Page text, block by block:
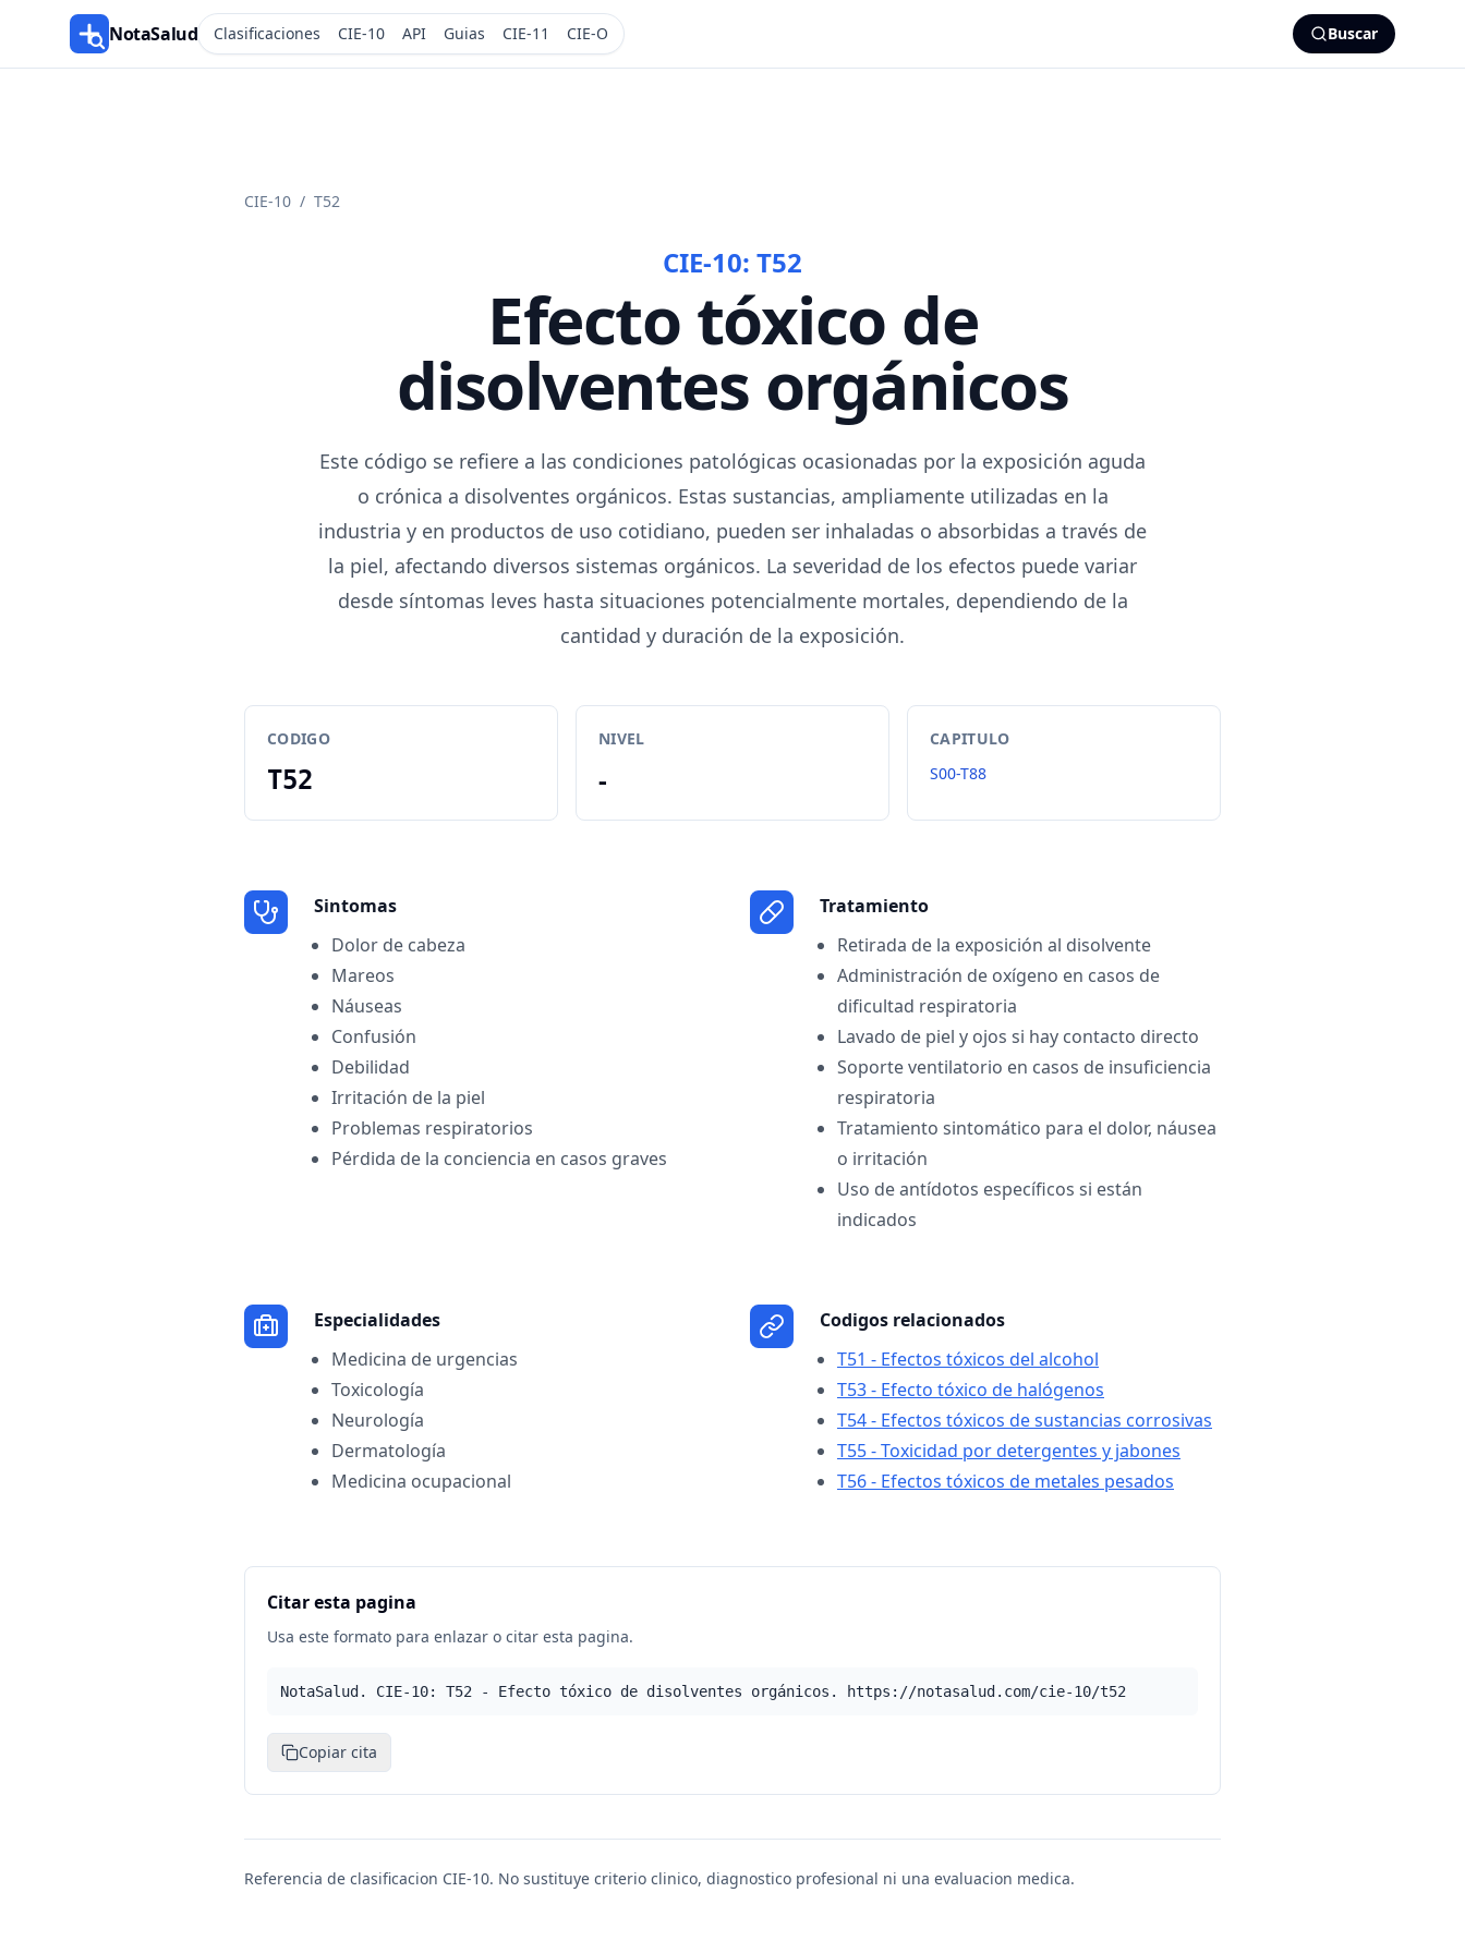
NotaSalud Clasificaciones CIE-10 API Guias CIE-11 CIE-O Buscar
CIE-10 / T52
CIE-10: T52
Efecto tóxico de
disolventes orgánicos
Este código se refiere a las condiciones patológicas ocasionadas por la exposición aguda
o crónica a disolventes orgánicos. Estas sustancias, ampliamente utilizadas en la
industria y en productos de uso cotidiano, pueden ser inhaladas o absorbidas a través de
la piel, afectando diversos sistemas orgánicos. La severidad de los efectos puede variar
desde síntomas leves hasta situaciones potencialmente mortales, dependiendo de la
cantidad y duración de la exposición.
CODIGO
T52
NIVEL
-
CAPITULO
S00-T88
Sintomas
Dolor de cabeza
Mareos
Náuseas
Confusión
Debilidad
Irritación de la piel
Problemas respiratorios
Pérdida de la conciencia en casos graves
Tratamiento
Retirada de la exposición al disolvente
Administración de oxígeno en casos de
dificultad respiratoria
Lavado de piel y ojos si hay contacto directo
Soporte ventilatorio en casos de insuficiencia
respiratoria
Tratamiento sintomático para el dolor, náusea
o irritación
Uso de antídotos específicos si están
indicados
Especialidades
Medicina de urgencias
Toxicología
Neurología
Dermatología
Medicina ocupacional
Codigos relacionados
T51 - Efectos tóxicos del alcohol
T53 - Efecto tóxico de halógenos
T54 - Efectos tóxicos de sustancias corrosivas
T55 - Toxicidad por detergentes y jabones
T56 - Efectos tóxicos de metales pesados
Citar esta pagina
Usa este formato para enlazar o citar esta pagina.
NotaSalud. CIE-10: T52 - Efecto tóxico de disolventes orgánicos. https://notasalud.com/cie-10/t52
Copiar cita
Referencia de clasificacion CIE-10. No sustituye criterio clinico, diagnostico profesional ni una evaluacion medica.